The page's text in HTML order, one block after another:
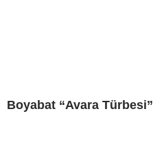
Boyabat “Avara Türbesi”